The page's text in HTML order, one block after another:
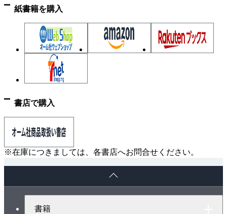
2．AM受信機
4．受信機に要求される性能
6章 送信機
1．送信機の基本回路
2．AM送信機
4．整合回路
5．送信機に要求される性能
7章 無線測定技術
1．測定技術
8章 いろいろな無線通信システム
1．携帯電話
2．PHS
紙書籍を購入
書店で購入
※在庫につきましては、各書店へお問合せください。
書籍